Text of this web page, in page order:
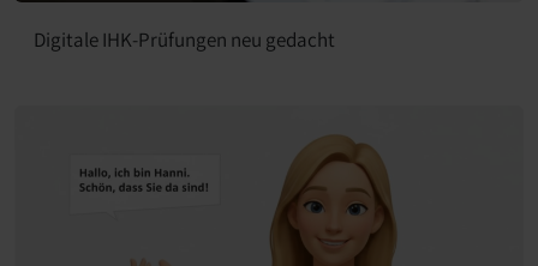
Digitale IHK-Prüfungen neu gedacht